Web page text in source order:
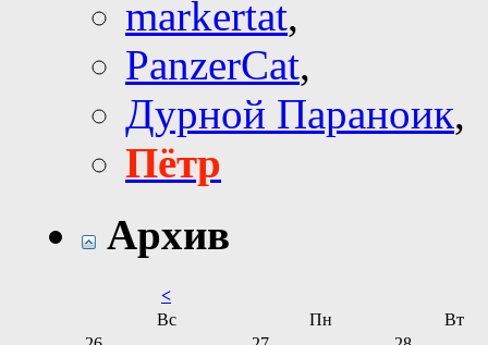
markertat,
PanzerCat,
Дурной Параноик,
Пётр
Архив
<
Вс
Пн
Вт